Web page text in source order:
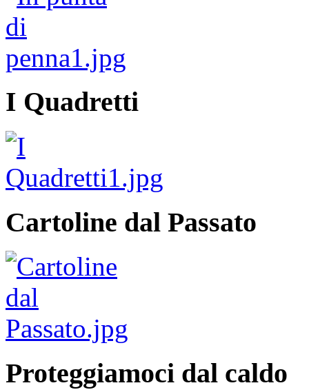
I Quadretti
Cartoline dal Passato
Proteggiamoci dal caldo